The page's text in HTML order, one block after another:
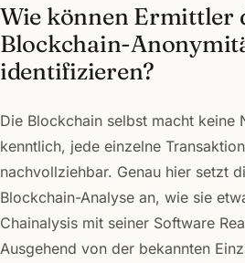
Wie können Ermittler
Blockchain-
identifizieren?
Die Blockchain selbst macht keine
kenntlich, jede einzelne
nachvollziehbar. Genau hier setzt
Blockchain-Analyse an, wie sie
Chainalysis mit seiner Software
Ausgehend von der bekannten